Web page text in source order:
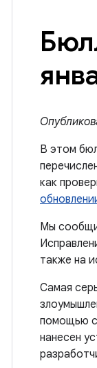
В этом
как
Мы
также на
Самая
помощью
нанесен